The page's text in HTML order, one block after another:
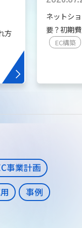
方
ネットシ
要？初期
を紹介
EC構築
事業計画
事例